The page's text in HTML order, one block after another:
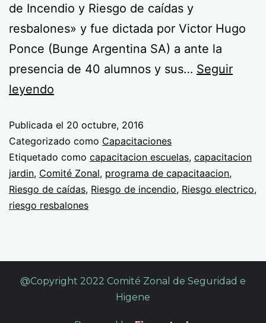
de Incendio y Riesgo de caídas y
resbalones» y fue dictada por Victor Hugo
Ponce (Bunge Argentina SA) a ante la
presencia de 40 alumnos y sus… Seguir
leyendo
Publicada el 20 octubre, 2016
Categorizado como Capacitaciones
Etiquetado como capacitacion escuelas, capacitacion
jardin, Comité Zonal, programa de capacitaacion,
Riesgo de caídas, Riesgo de incendio, Riesgo electrico,
riesgo resbalones
@Copyright 2022 Comité Zonal de Seguridad e
Higene